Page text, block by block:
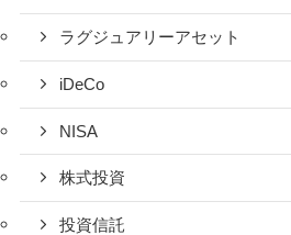
ラグジュアリーアセット
iDeCo
NISA
株式投資
投資信託